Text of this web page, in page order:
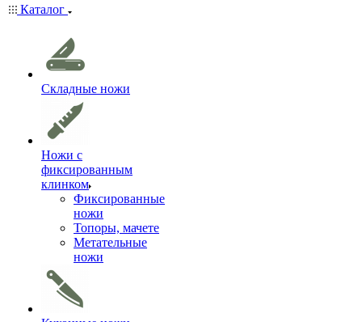
Каталог
Складные ножи
Ножи с
фиксированным
клинком
Фиксированные
ножи
Топоры, мачете
Метательные
ножи